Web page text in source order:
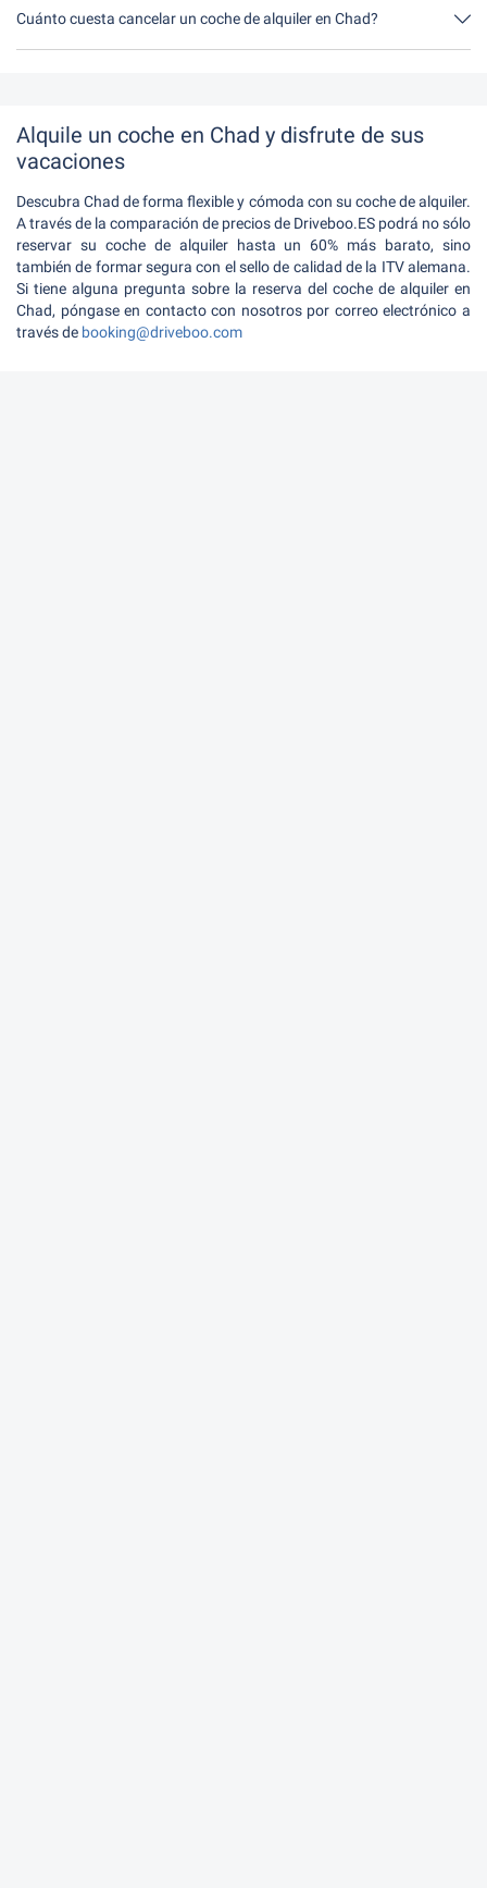
Alquile un coche en Chad y disfrute de sus
vacaciones
Descubra Chad de forma flexible y cómoda con su coche de alquiler.
A través de la comparación de precios de Driveboo.ES podrá no sólo
reservar su coche de alquiler hasta un 60% más barato, sino
también de formar segura con el sello de calidad de la ITV alemana.
Si tiene alguna pregunta sobre la reserva del coche de alquiler en
Chad, póngase en contacto con nosotros por correo electrónico a
través de booking@driveboo.com
Cuánto cuesta cancelar un coche de alquiler en Chad?
Hasta 24 horas antes del alquiler, la cancelación durante el